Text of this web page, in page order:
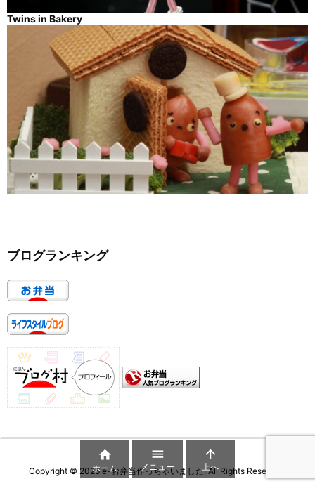
Twins in Bakery
ブログランキング
Copyright © 2026 e-お弁当作っちゃいました!All Rights Reserved.

ホーム

メニュー

上へ